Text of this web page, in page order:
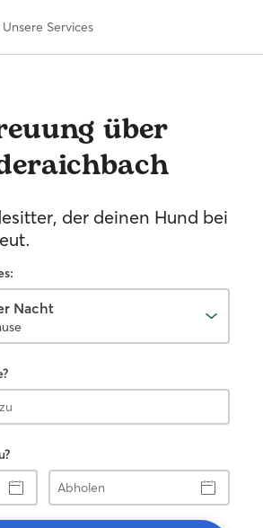
Unsere Services
über
der deinen Hund bei
Nacht
Abholen